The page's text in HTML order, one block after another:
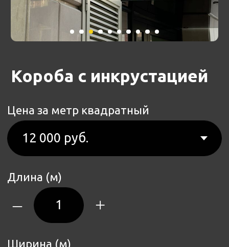
Цена за метр квадратный
– +
Ширина (м)
–
Монтаж (рассчитывается отдельно)
12000 руб.